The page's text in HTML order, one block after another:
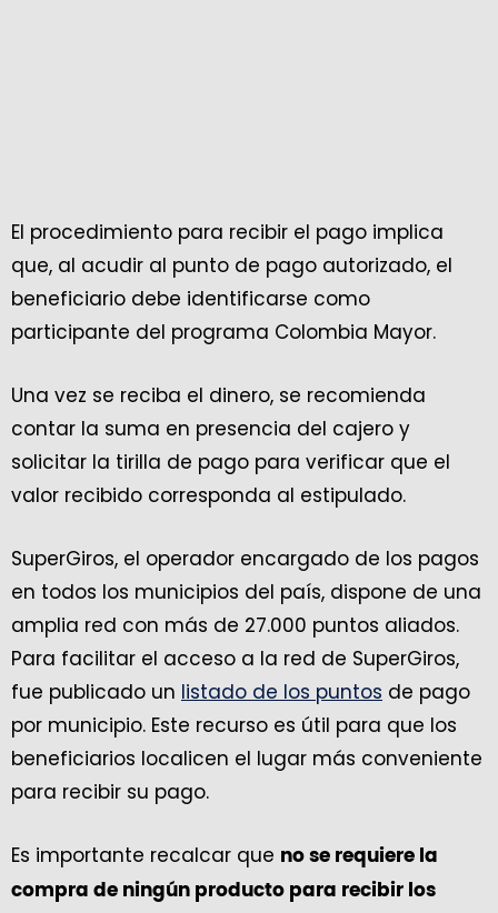
El procedimiento para recibir el pago implica
que, al acudir al punto de pago autorizado, el
beneficiario debe identificarse como
participante del programa Colombia Mayor.
Una vez se reciba el dinero, se recomienda
contar la suma en presencia del cajero y
solicitar la tirilla de pago para verificar que el
valor recibido corresponda al estipulado.
SuperGiros, el operador encargado de los pagos
en todos los municipios del país, dispone de una
amplia red con más de 27.000 puntos aliados.
Para facilitar el acceso a la red de SuperGiros,
fue publicado un listado de los puntos de pago
por municipio. Este recurso es útil para que los
beneficiarios localicen el lugar más conveniente
para recibir su pago.
Es importante recalcar que no se requiere la
compra de ningún producto para recibir los